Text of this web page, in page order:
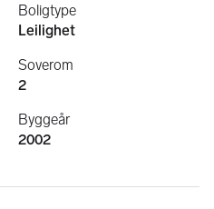
Boligtype
Leilighet
Soverom
2
Byggeår
2002